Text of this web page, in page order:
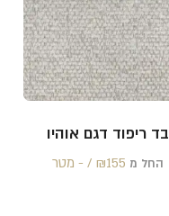
בד ריפוד דגם אוהיו
החל מ ₪155 /‏‏‎ ‎- מטר